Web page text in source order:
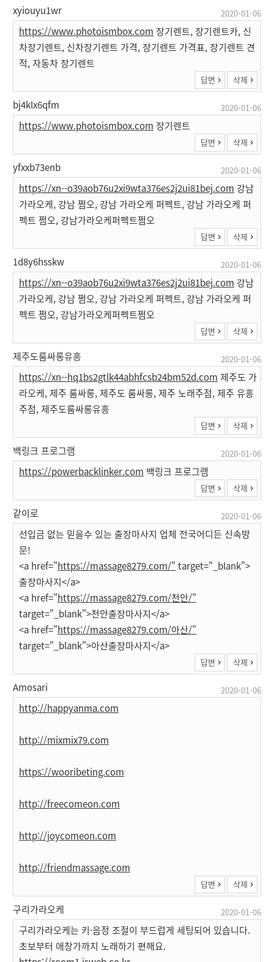
xyiouyu1wr 2020-01-06
https://www.photoismbox.com 장기렌트, 장기렌트카, 신
차장기렌트, 신차장기렌트 가격, 장기렌트 가격표, 장기렌트 견
적, 자동차 장기렌트
답변 삭제
bj4klx6qfm 2020-01-06
https://www.photoismbox.com 장기렌트
답변 삭제
yfxxb73enb 2020-01-06
https://xn--o39aob76u2xi9wta376es2j2ui81bej.com 강남
가라오케, 강남 쩜오, 강남 가라오케 퍼펙트, 강남 가라오케 퍼
펙트 쩜오, 강남가라오케퍼펙트쩜오
답변 삭제
1d8y6hsskw 2020-01-06
https://xn--o39aob76u2xi9wta376es2j2ui81bej.com 강남
가라오케, 강남 쩜오, 강남 가라오케 퍼펙트, 강남 가라오케 퍼
펙트 쩜오, 강남가라오케퍼펙트쩜오
답변 삭제
제주도룸싸롱유흥 2020-01-06
https://xn--hq1bs2gtlk44abhfcsb24bm52d.com 제주도 가
라오케, 제주 룸싸롱, 제주도 룸싸롱, 제주 노래주점, 제주 유흥
주점, 제주도룸싸롱유흥
답변 삭제
백링크 프로그램 2020-01-06
https://powerbacklinker.com 백링크 프로그램
답변 삭제
같이로 2020-01-06
선입금 없는 믿을수 있는 출장마사지 업체 전국어디든 신속방
문!
<a href="https://massage8279.com/" target="_blank">
출장마사지</a>
<a href="https://massage8279.com/천안/"
target="_blank">천안출장마사지</a>
<a href="https://massage8279.com/아산/"
target="_blank">아산출장마사지</a>
답변 삭제
Amosari 2020-01-06
http://happyanma.com
http://mixmix79.com
https://wooribeting.com
http://freecomeon.com
http://joycomeon.com
http://friendmassage.com
답변 삭제
구리가라오케 2020-01-06
구리가라오케는 키·음정 조절이 부드럽게 세팅되어 있습니다.
초보부터 애창가까지 노래하기 편해요.